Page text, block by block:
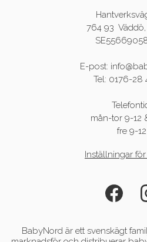
764 93 Väddö,
E-post:
Tel: 0176-28
mån-tor 9-12
fre 9-12
Inställningar
BabyNord är ett svenskägt